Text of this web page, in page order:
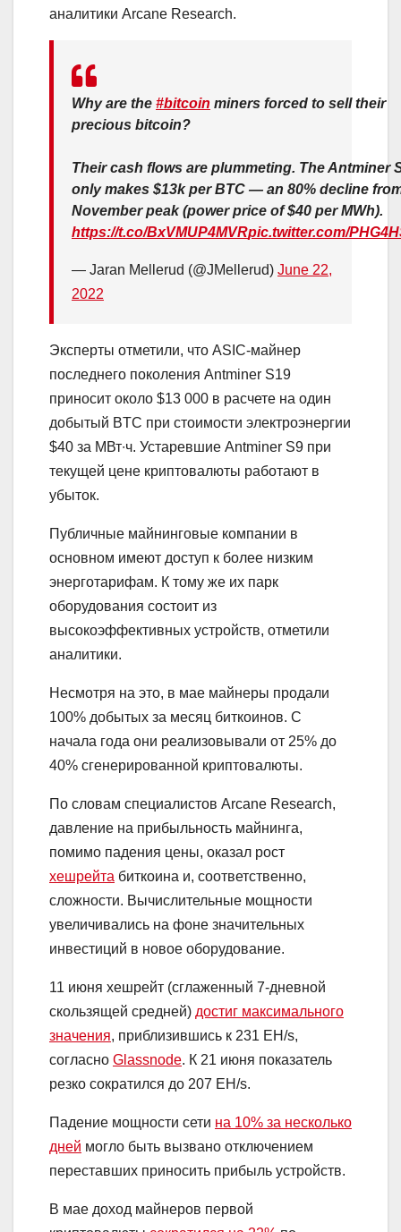
аналитики Arcane Research.
Why are the #bitcoin miners forced to sell their
precious bitcoin?
Their cash flows are plummeting. The Antminer
only makes $13k per BTC — an 80% decline
November peak (power price of $40 per MWh).
https://t.co/BxVMUP4MVRpic.twitter.com/
— Jaran Mellerud (@JMellerud) June 22,
2022
Эксперты отметили, что ASIC-майнер
последнего поколения Antminer S19
приносит около $13 000 в расчете на один
добытый BTC при стоимости электроэнергии
$40 за МВт∙ч. Устаревшие Antminer S9 при
текущей цене криптовалюты работают в
убыток.
Публичные майнинговые компании в
основном имеют доступ к более низким
энерготарифам. К тому же их парк
оборудования состоит из
высокоэффективных устройств, отметили
аналитики.
Несмотря на это, в мае майнеры продали
100% добытых за месяц биткоинов. С
начала года они реализовывали от 25% до
40% сгенерированной криптовалюты.
По словам специалистов Arcane Research,
давление на прибыльность майнинга,
помимо падения цены, оказал рост
хешрейта биткоина и, соответственно,
сложности. Вычислительные мощности
увеличивались на фоне значительных
инвестиций в новое оборудование.
11 июня хешрейт (сглаженный 7-дневной
скользящей средней) достиг максимального
значения, приблизившись к 231 EH/s,
согласно Glassnode. К 21 июня показатель
резко сократился до 207 EH/s.
Падение мощности сети на 10% за несколько
дней могло быть вызвано отключением
переставших приносить прибыль устройств.
В мае доход майнеров первой